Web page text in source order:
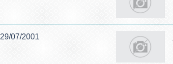
29/07/2001